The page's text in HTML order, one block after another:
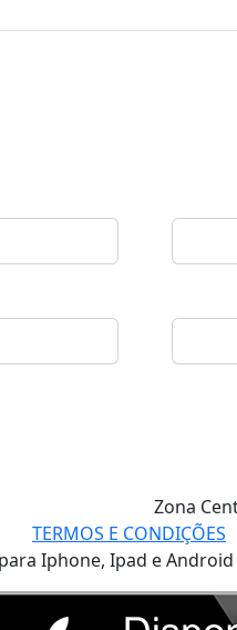
Zona
TERMOS E CONDIÇÕES
Iphone, Ipad e Android